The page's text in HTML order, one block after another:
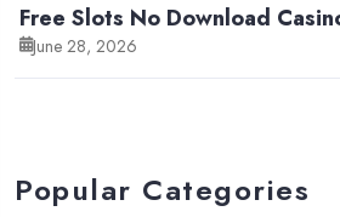
Free Slots No Download
June 28, 2026
Popular Categories